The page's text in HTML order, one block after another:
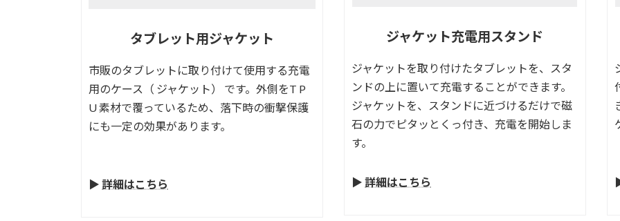
タブレット用ジャケット
市販のタブレットに取り付けて使用する充電
用のケース（ ジャケット） です。外側をT P
U 素材で覆っているため、落下時の衝撃保護
にも一定の効果があります。
▶ 詳細はこちら
ジャケット充電用スタンド
ジャケットを取り付けたタブレットを、スタ
ンドの上に置いて充電することができます。
ジャケットを、スタンドに近づけるだけで磁
石の力でピタッとくっ付き、充電を開始しま
す。
▶ 詳細はこちら